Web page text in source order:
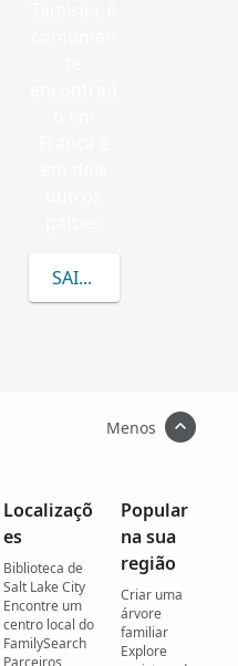
SAIBA MAIS SOBRE
Menos
Localizaçõ
es
Biblioteca de
Salt Lake City
Encontre um
centro local do
FamilySearch
Parceiros
Popular
na sua
região
Criar uma
árvore
familiar
Explore